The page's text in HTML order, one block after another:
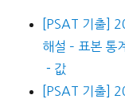
[PSAT 기출]
해설 – 표본 통
－값
[PSAT 기출]